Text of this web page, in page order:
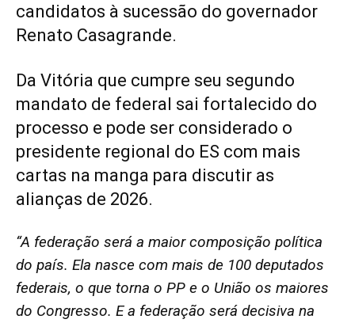
candidatos à sucessão do governador
Renato Casagrande.
Da Vitória que cumpre seu segundo
mandato de federal sai fortalecido do
processo e pode ser considerado o
presidente regional do ES com mais
cartas na manga para discutir as
alianças de 2026.
“A federação será a maior composição política
do país. Ela nasce com mais de 100 deputados
federais, o que torna o PP e o União os maiores
do Congresso. E a federação será decisiva na